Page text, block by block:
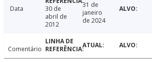
Data
30 de
abril de
2012
31 de
janeiro
de 2024
Comentário